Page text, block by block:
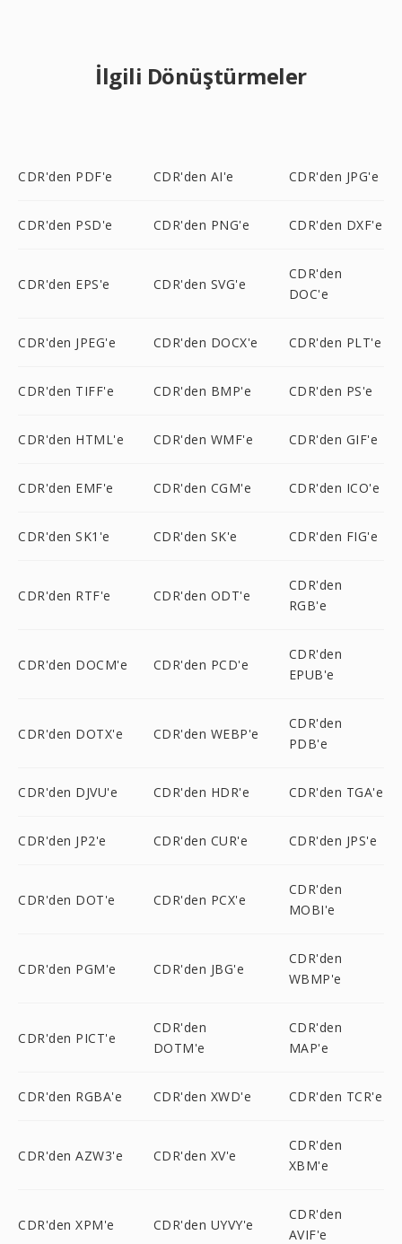
İlgili Dönüştürmeler
CDR'den PDF'e CDR'den AI'e CDR'den JPG'e
CDR'den PSD'e CDR'den PNG'e CDR'den DXF'e
CDR'den EPS'e CDR'den SVG'e
CDR'den
DOC'e
CDR'den JPEG'e CDR'den DOCX'e CDR'den PLT'e
CDR'den TIFF'e CDR'den BMP'e CDR'den PS'e
CDR'den HTML'e CDR'den WMF'e CDR'den GIF'e
CDR'den EMF'e CDR'den CGM'e CDR'den ICO'e
CDR'den SK1'e CDR'den SK'e CDR'den FIG'e
CDR'den RTF'e CDR'den ODT'e
CDR'den
RGB'e
CDR'den DOCM'e CDR'den PCD'e
CDR'den
EPUB'e
CDR'den DOTX'e CDR'den WEBP'e
CDR'den
PDB'e
CDR'den DJVU'e CDR'den HDR'e CDR'den TGA'e
CDR'den JP2'e CDR'den CUR'e CDR'den JPS'e
CDR'den DOT'e CDR'den PCX'e
CDR'den
MOBI'e
CDR'den PGM'e CDR'den JBG'e
CDR'den
WBMP'e
CDR'den PICT'e
CDR'den
DOTM'e
CDR'den
MAP'e
CDR'den RGBA'e CDR'den XWD'e CDR'den TCR'e
CDR'den AZW3'e CDR'den XV'e
CDR'den
XBM'e
CDR'den XPM'e CDR'den UYVY'e
CDR'den
AVIF'e